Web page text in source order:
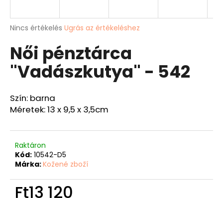
A
átlagos
értékelése
5-
ből
csillag.
Nincs értékelés Ugrás az értékeléshez
Női pénztárca
"Vadászkutya" - 542
Szín: barna
Méretek: 13 x 9,5 x 3,5cm
Raktáron
Kód: 10542-D5
Márka:Kožené zboží
Ft13 120
A
á
n
u
k
PÉNZTÁRCA
"CSUKA
11"
40
Ft12
133